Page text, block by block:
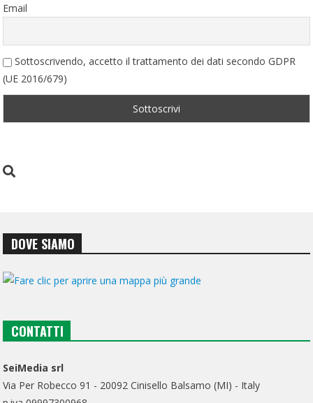
Email
Sottoscrivendo, accetto il trattamento dei dati secondo GDPR
(UE 2016/679)
DOVE SIAMO
CONTATTI
SeiMedia srl
Via Per Robecco 91 - 20092 Cinisello Balsamo (MI) - Italy